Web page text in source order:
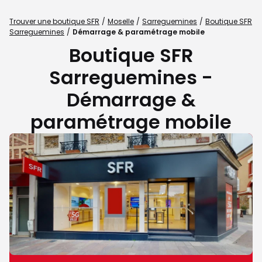
Trouver une boutique SFR Moselle Sarreguemines
Boutique SFR
Sarreguemines
Démarrage & paramétrage mobile
Boutique SFR
Sarreguemines -
Démarrage &
paramétrage mobile